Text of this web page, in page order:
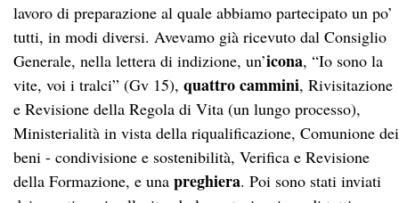
lavoro di preparazione al quale abbiamo partecipato un po’
tutti, in modi diversi. Avevamo già ricevuto dal Consiglio
Generale, nella lettera di indizione, un’icona, “Io sono la
vite, voi i tralci” (Gv 15), quattro cammini, Rivisitazione
e Revisione della Regola di Vita (un lungo processo),
Ministerialità in vista della riqualificazione, Comunione dei
beni - condivisione e sostenibilità, Verifica e Revisione
della Formazione, e una preghiera. Poi sono stati inviati